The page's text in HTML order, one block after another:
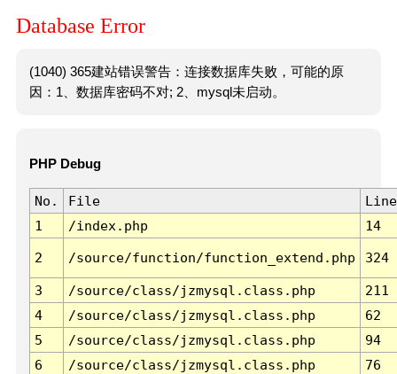
Database Error
(1040) 365建站错误警告：连接数据库失败，可能的原
因：1、数据库密码不对; 2、mysql未启动。
PHP Debug
No. File
Line
1
/index.php 14
2 /source/function/function_extend.php 324
3 /source/class/jzmysql.class.php
211
4
/source/class/jzmysql.class.php
62
5
/source/class/jzmysql.class.php
94
6
/source/class/jzmysql.class.php 76